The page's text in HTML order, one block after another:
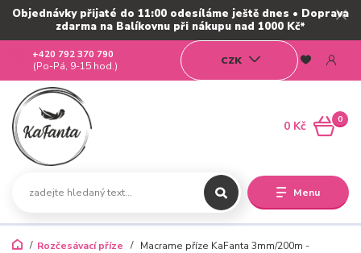
Objednávky přijaté do 11:00 odesíláme ještě dnes • Doprava
zdarma na Balíkovnu při nákupu nad 1000 Kč*
Menu
CZK
+420 792 370 790
(Po-Pá, 9-15 hod.)
0
0 Kč
Rozčesávací příze
Macrame příze KaFanta 3mm/200m -